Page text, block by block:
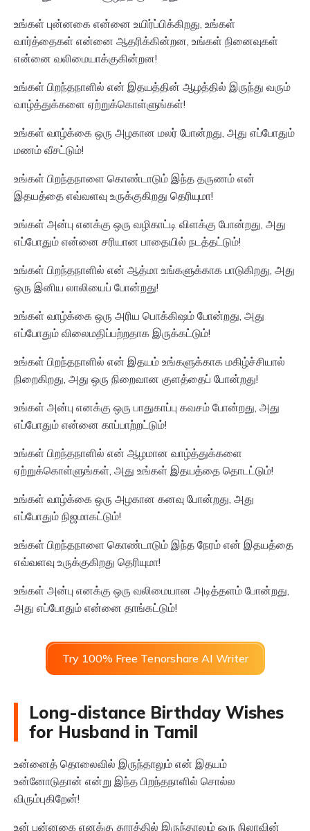
உங்கள் புன்னகை என்னை உயிர்ப்பிக்கிறது, உங்கள்
வார்த்தைகள் என்னை ஆதரிக்கின்றன, உங்கள் நினைவுகள்
என்னை வலிமையாக்குகின்றன!
உங்கள் பிறந்தநாளில் என் இதயத்தின் ஆழத்தில் இருந்து வரும்
வாழ்த்துக்களை ஏற்றுக்கொள்ளுங்கள்!
உங்கள் வாழ்க்கை ஒரு அழகான மலர் போன்றது, அது எப்போதும்
மணம் வீசட்டும்!
உங்கள் பிறந்தநாளை கொண்டாடும் இந்த தருணம் என்
இதயத்தை எவ்வளவு உருக்குகிறது தெரியுமா!
உங்கள் அன்பு எனக்கு ஒரு வழிகாட்டி விளக்கு போன்றது, அது
எப்போதும் என்னை சரியான பாதையில் நடத்தட்டும்!
உங்கள் பிறந்தநாளில் என் ஆத்மா உங்களுக்காக பாடுகிறது, அது
ஒரு இனிய லாலியைப் போன்றது!
உங்கள் வாழ்க்கை ஒரு அரிய பொக்கிஷம் போன்றது, அது
எப்போதும் விலைமதிப்பற்றதாக இருக்கட்டும்!
உங்கள் பிறந்தநாளில் என் இதயம் உங்களுக்காக மகிழ்ச்சியால்
நிறைகிறது, அது ஒரு நிறைவான குளத்தைப் போன்றது!
உங்கள் அன்பு எனக்கு ஒரு பாதுகாப்பு கவசம் போன்றது, அது
எப்போதும் என்னை காப்பாற்றட்டும்!
உங்கள் பிறந்தநாளில் என் ஆழமான வாழ்த்துக்களை
ஏற்றுக்கொள்ளுங்கள், அது உங்கள் இதயத்தை தொடட்டும்!
உங்கள் வாழ்க்கை ஒரு அழகான கனவு போன்றது, அது
எப்போதும் நிஜமாகட்டும்!
உங்கள் பிறந்தநாளை கொண்டாடும் இந்த நேரம் என் இதயத்தை
எவ்வளவு உருக்குகிறது தெரியுமா!
உங்கள் அன்பு எனக்கு ஒரு வலிமையான அடித்தளம் போன்றது,
அது எப்போதும் என்னை தாங்கட்டும்!
Try 100% Free Tenorshare AI Writer
Long-distance Birthday Wishes
for Husband in Tamil
உன்னைத் தொலைவில் இருந்தாலும் என் இதயம்
உன்னோடுதான் என்று இந்த பிறந்தநாளில் சொல்ல
விரும்புகிறேன்!
உன் புன்னகை எனக்கு தூரத்தில் இருந்தாலும் ஒரு நிலாவின்